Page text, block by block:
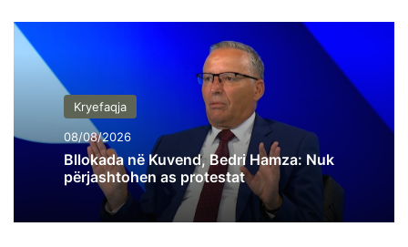
Kryefaqja
08/08/2026
Bllokada në Kuvend, Bedri Hamza: Nuk
përjashtohen as protestat